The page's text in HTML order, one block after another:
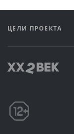
ЦЕЛИ ПРОЕКТА